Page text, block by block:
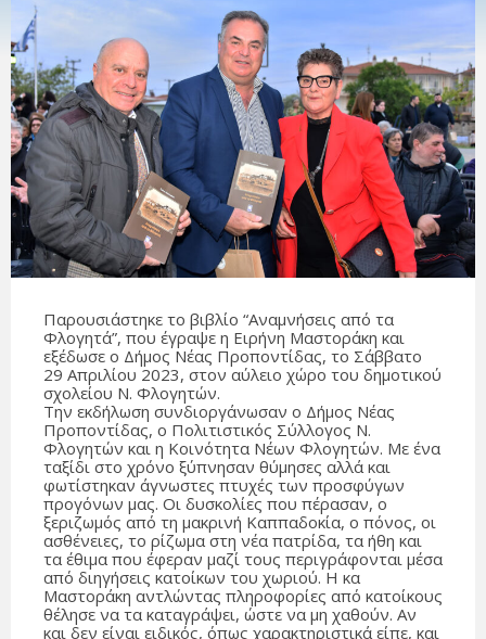
Παρουσιάστηκε το βιβλίο “Αναμνήσεις από τα
Φλογητά”, που έγραψε η Ειρήνη Μαστοράκη και
εξέδωσε ο Δήμος Νέας Προποντίδας, το Σάββατο
29 Απριλίου 2023, στον αύλειο χώρο του δημοτικού
σχολείου Ν. Φλογητών.
Την εκδήλωση συνδιοργάνωσαν ο Δήμος Νέας
Προποντίδας, ο Πολιτιστικός Σύλλογος Ν.
Φλογητών και η Κοινότητα Νέων Φλογητών. Με ένα
ταξίδι στο χρόνο ξύπνησαν θύμησες αλλά και
φωτίστηκαν άγνωστες πτυχές των προσφύγων
προγόνων μας. Οι δυσκολίες που πέρασαν, ο
ξεριζωμός από τη μακρινή Καππαδοκία, ο πόνος, οι
ασθένειες, το ρίζωμα στη νέα πατρίδα, τα ήθη και
τα έθιμα που έφεραν μαζί τους περιγράφονται μέσα
από διηγήσεις κατοίκων του χωριού. Η κα
Μαστοράκη αντλώντας πληροφορίες από κατοίκους
θέλησε να τα καταγράψει, ώστε να μη χαθούν. Αν
και δεν είναι ειδικός, όπως χαρακτηριστικά είπε, και